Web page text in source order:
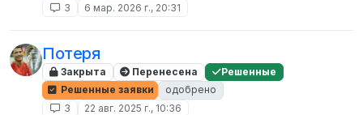
3
6 мар. 2026 г., 20:31
Потеря
Закрыта Перенесена
Решенные
Решенные заявки
одобрено
3
22 авг. 2025 г., 10:36